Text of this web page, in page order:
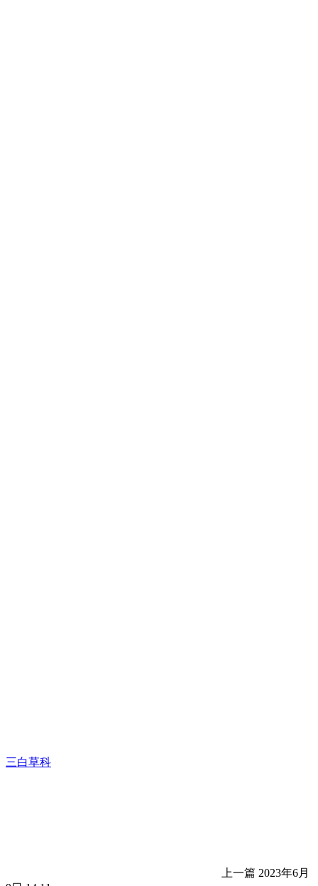
三白草科
上一篇 2023年6月